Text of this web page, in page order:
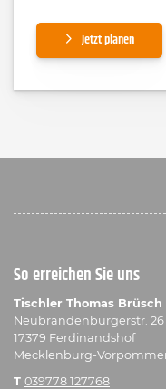
Jetzt planen
So erreichen Sie uns
Tischler Thomas Brüsch
Neubrandenburgerstr. 26
17379 Ferdinandshof
Mecklenburg-
T 039778 127768